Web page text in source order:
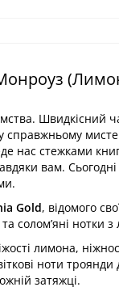
нас стежками
вам.
Gold, відомого
солом’яні нотки з
лимона,
ноти
затяжці.